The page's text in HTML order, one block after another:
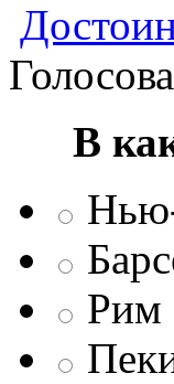
В
Рим